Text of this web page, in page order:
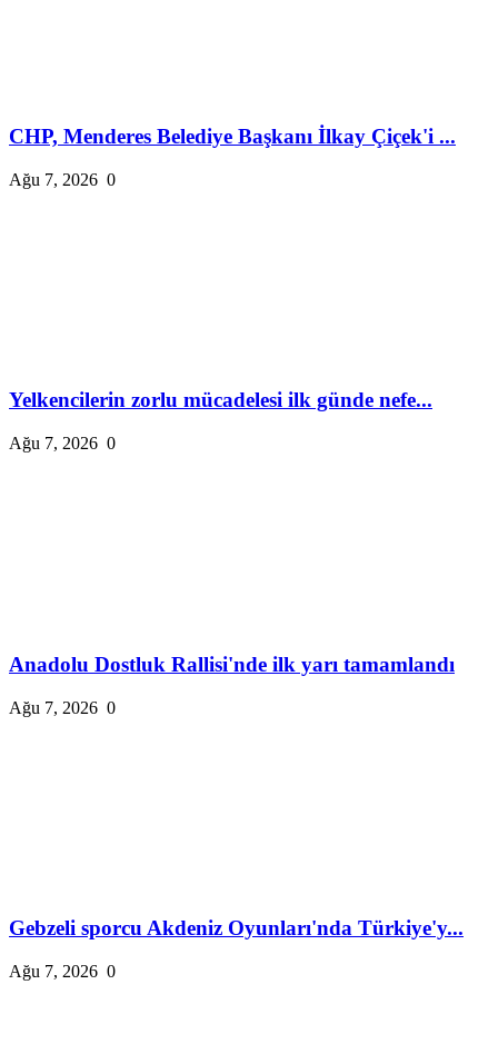
CHP, Menderes Belediye Başkanı İlkay Çiçek'i ...
Ağu 7, 2026 0
Yelkencilerin zorlu mücadelesi ilk günde nefe...
Ağu 7, 2026 0
Anadolu Dostluk Rallisi'nde ilk yarı tamamlandı
Ağu 7, 2026 0
Gebzeli sporcu Akdeniz Oyunları'nda Türkiye'y...
Ağu 7, 2026 0